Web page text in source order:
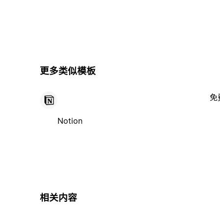
更多类似模板
Notion
免
相关内容